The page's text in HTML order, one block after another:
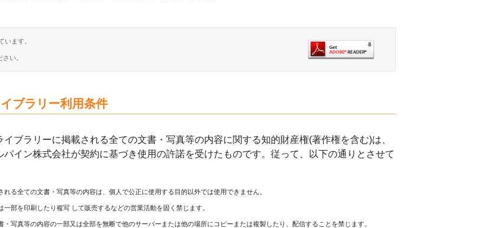
います。
い。
ブラリー利用条件
ブラリーに掲載される全ての文書・写真等の内容に関する知的財産権(著作権を含む)は、
イン株式会社が契約に基づき使用の許諾を受けたものです。従って、以下の通りとさせて
る全ての文書・写真等の内容は、個人で公正に使用する目的以外では使用できません。
部を印刷したり複写 して販売するなどの営業活動を固く禁じます。
写真等の内容の一部又は全部を無断で他のサーバーまたは他の場所にコピーまたは複製したり、配信することを禁じます。